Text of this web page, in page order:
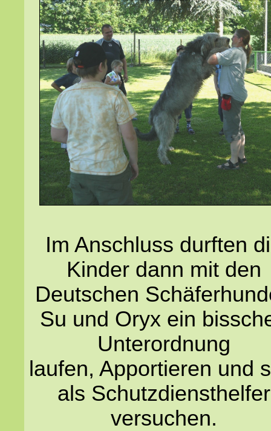
Im Anschluss durften
Kinder dann mit den
Deutschen
Su und Oryx ein
Unterordnung
laufen, Apportieren und
als Schutzdiensthelfer
versuchen.